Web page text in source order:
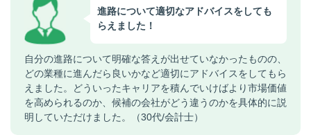
進路について適切なアドバイスをしても
らえました！
自分の進路について明確な答えが出せていなかったものの、
どの業種に進んだら良いかなど適切にアドバイスをしてもら
えました。どういったキャリアを積んでいけばより市場価値
を高められるのか、候補の会社がどう違うのかを具体的に説
明していただけました。（30代/会計士）